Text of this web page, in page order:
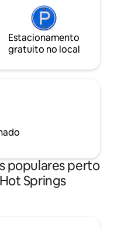
Estacionamento
gratuito no local
populares perto
Springs